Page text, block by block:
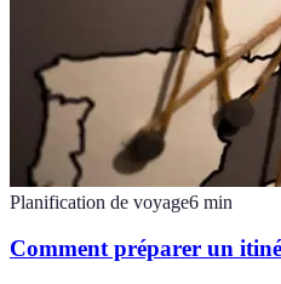
Planification de voyage6 min
Comment préparer un